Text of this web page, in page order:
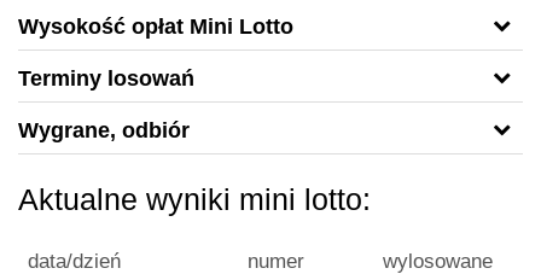
Wysokość opłat Mini Lotto
Terminy losowań
Wygrane, odbiór
Aktualne wyniki mini lotto:
data/dzień
numer
wylosowane